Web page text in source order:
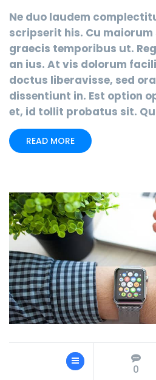
Ne duo laudem
scripserit his. Cu
graecis temporibus ut.
an ius. At vis dolorum
doctus liberavisse, sed
dissentiunt in. Est option
et, id tollit probatus sit.
READ MORE
0